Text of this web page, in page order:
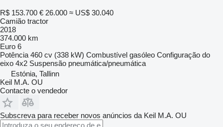
R$ 153.700 € 26.000 ≈ US$ 30.040
Camião tractor
2018
374.000 km
Euro 6
Potência 460 cv (338 kW) Combustível gasóleo Configuração do
eixo 4x2 Suspensão pneumática/pneumática
Estónia, Tallinn
Keil M.A. OU
Contacte o vendedor
Subscreva para receber novos anúncios da Keil M.A. OU